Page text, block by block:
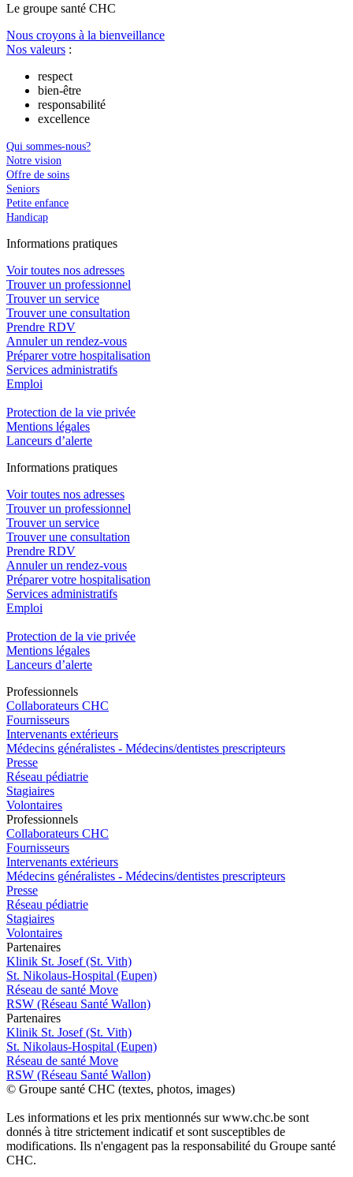
Le groupe santé CHC
Nous croyons à la bienveillance
Nos valeurs :
respect
bien-être
responsabilité
excellence
Qui sommes-nous?
Notre vision
Offre de soins
Seniors
Petite enfance
Handicap
Informations pratiques
Voir toutes nos adresses
Trouver un professionnel
Trouver un service
Trouver une consultation
Prendre RDV
Annuler un rendez-vous
Préparer votre hospitalisation
Services administratifs
Emploi​
Protection de la vie privée
Mentions légales
Lanceurs d’alerte
Informations pratiques
Voir toutes nos adresses
Trouver un professionnel
Trouver un service
Trouver une consultation
Prendre RDV
Annuler un rendez-vous
Préparer votre hospitalisation
Services administratifs
Emploi​
Protection de la vie privée
Mentions légales
Lanceurs d’alerte
Professionnels
Collaborateurs CHC
Fournisseurs
Intervenants extérieurs
Médecins généralistes - Médecins/dentistes prescripteurs
Presse
Réseau pédiatrie
Stagiaires
Volontaires
Professionnels
Collaborateurs CHC
Fournisseurs
Intervenants extérieurs
Médecins généralistes - Médecins/dentistes prescripteurs
Presse
Réseau pédiatrie
Stagiaires
Volontaires
Partenaires
Klinik St. Josef (St. Vith)
St. Nikolaus-Hospital (Eupen)
Réseau de santé Move
RSW (Réseau Santé Wallon)
Partenaires
Klinik St. Josef (St. Vith)
St. Nikolaus-Hospital (Eupen)
Réseau de santé Move
RSW (Réseau Santé Wallon)
© Groupe santé CHC (textes, photos, images)
Les informations et les prix mentionnés sur www.chc.be sont
donnés à titre strictement indicatif et sont susceptibles de
modifications. Ils n'engagent pas la responsabilité du Groupe santé
CHC.